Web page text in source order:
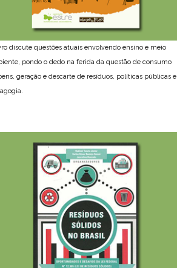
discute questões atuais envolvendo ensino e meio
pondo o dedo na ferida da questão de consumo
geração e descarte de resíduos, políticas públicas e